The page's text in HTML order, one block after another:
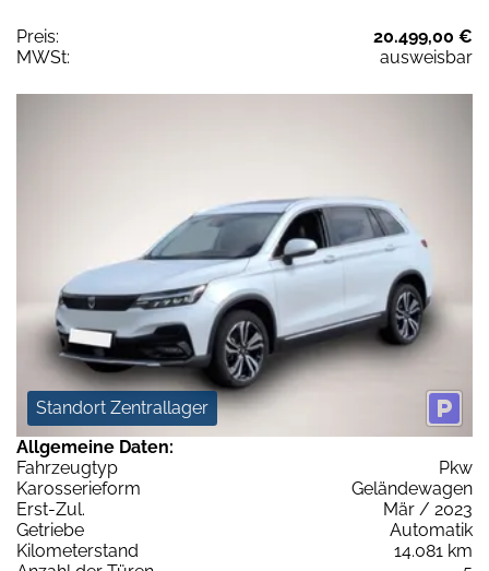
Preis:
20.499,00 €
MWSt:
ausweisbar
Standort Zentrallager
Allgemeine Daten:
Fahrzeugtyp
Pkw
Karosserieform
Geländewagen
Erst-Zul.
Mär / 2023
Getriebe
Automatik
Kilometerstand
14.081 km